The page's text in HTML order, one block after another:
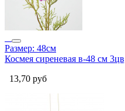
Размер: 48см
Космея сиреневая в-48 см
13,70 руб